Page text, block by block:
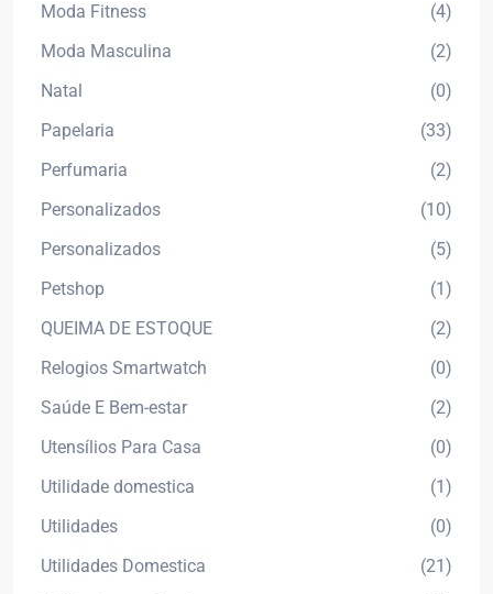
Moda Fitness
(4)
Moda Masculina
(2)
Natal
(0)
Papelaria
(33)
Perfumaria
(2)
Personalizados
(10)
Personalizados
(5)
Petshop
(1)
QUEIMA DE ESTOQUE
(2)
Relogios Smartwatch
(0)
Saúde E Bem-estar
(2)
Utensílios Para Casa
(0)
Utilidade domestica
(1)
Utilidades
(0)
Utilidades Domestica
(21)